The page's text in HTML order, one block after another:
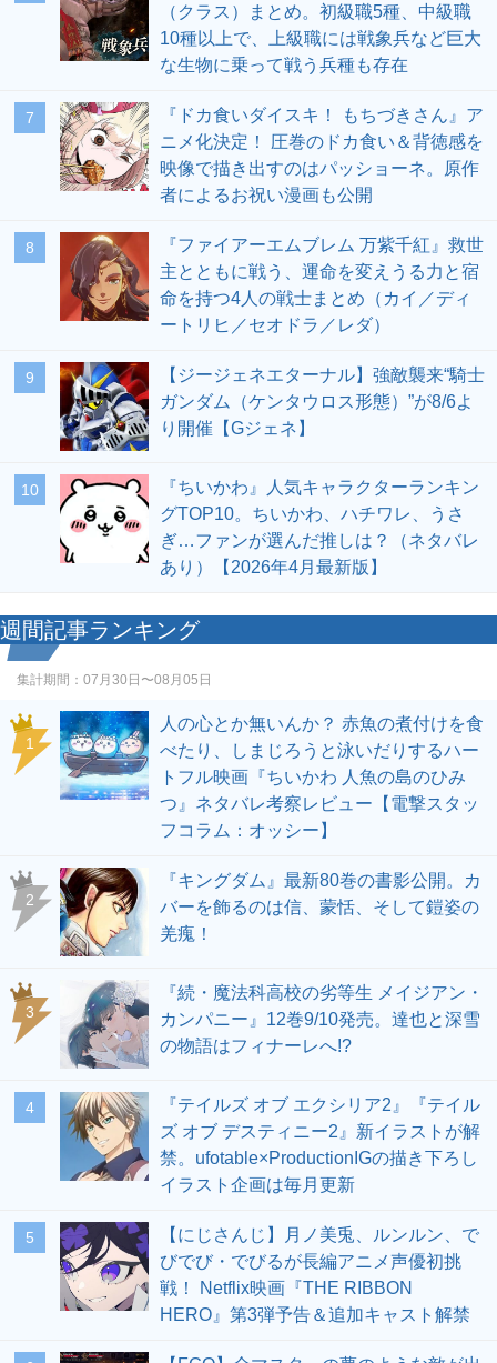
（クラス）まとめ。初級職5種、中級職
10種以上で、上級職には戦象兵など巨大
な生物に乗って戦う兵種も存在
7
『ドカ食いダイスキ！ もちづきさん』ア
ニメ化決定！ 圧巻のドカ食い＆背徳感を
映像で描き出すのはパッショーネ。原作
者によるお祝い漫画も公開
8
『ファイアーエムブレム 万紫千紅』救世
主とともに戦う、運命を変えうる力と宿
命を持つ4人の戦士まとめ（カイ／ディ
ートリヒ／セオドラ／レダ）
9
【ジージェネエターナル】強敵襲来“騎士
ガンダム（ケンタウロス形態）”が8/6よ
り開催【Gジェネ】
10
『ちいかわ』人気キャラクターランキン
グTOP10。ちいかわ、ハチワレ、うさ
ぎ…ファンが選んだ推しは？（ネタバレ
あり）【2026年4月最新版】
週間記事ランキング
集計期間： 07月30日〜08月05日
1
人の心とか無いんか？ 赤魚の煮付けを食
べたり、しまじろうと泳いだりするハー
トフル映画『ちいかわ 人魚の島のひみ
つ』ネタバレ考察レビュー【電撃スタッ
フコラム：オッシー】
2
『キングダム』最新80巻の書影公開。カ
バーを飾るのは信、蒙恬、そして鎧姿の
羌瘣！
3
『続・魔法科高校の劣等生 メイジアン・
カンパニー』12巻9/10発売。達也と深雪
の物語はフィナーレへ!?
4
『テイルズ オブ エクシリア2』『テイル
ズ オブ デスティニー2』新イラストが解
禁。ufotable×ProductionIGの描き下ろし
イラスト企画は毎月更新
5
【にじさんじ】月ノ美兎、ルンルン、で
びでび・でびるが長編アニメ声優初挑
戦！ Netflix映画『THE RIBBON
HERO』第3弾予告＆追加キャスト解禁